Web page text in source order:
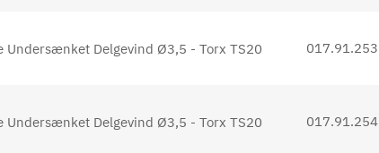
017.91.253
017.91.254